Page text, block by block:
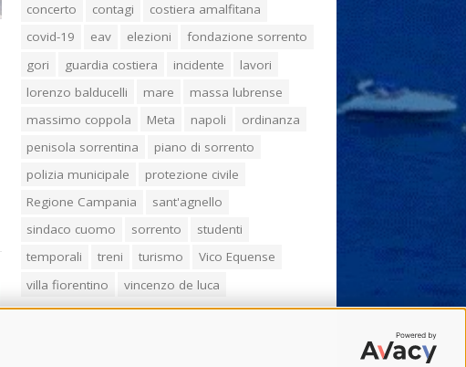
concerto
contagi
costiera amalfitana
covid-19
eav elezioni
fondazione sorrento
gori
guardia costiera incidente
lavori
lorenzo balducelli
mare
massa lubrense
massimo coppola
Meta napoli
ordinanza
penisola sorrentina
piano di sorrento
polizia municipale
protezione civile
Regione Campania
sant'agnello
sindaco cuomo
sorrento
studenti
temporali
treni turismo
Vico Equense
villa fiorentino
vincenzo de luca